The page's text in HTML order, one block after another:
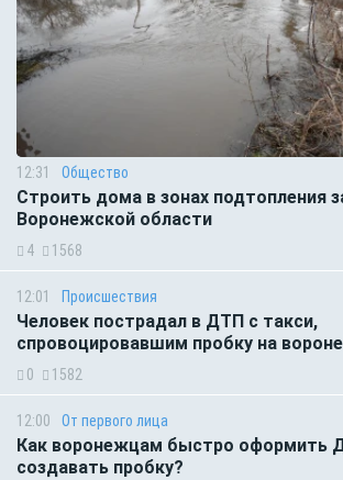
12:31 Общество
Строить дома в зонах подтопления
Воронежской области
4 1568
12:01 Происшествия
Человек пострадал в ДТП с такси,
спровоцировавшим пробку на
0 1582
12:00 От первого лица
Как воронежцам быстро оформить
создавать пробку?